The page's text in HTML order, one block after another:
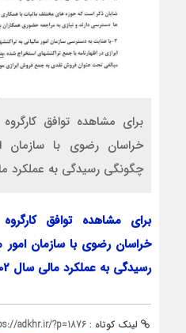
برای مشاهده توافق
خراسان رضوی با سازمان
چگونگی رسیدگی به عملکرد مالی سال
برای مشاهده توافق
خراسان رضوی با سازمان
رسیدگی به عملکرد مالی سال 1402- کلیک کنید
لینک کوتاه : adkhr.ir/?p=1876